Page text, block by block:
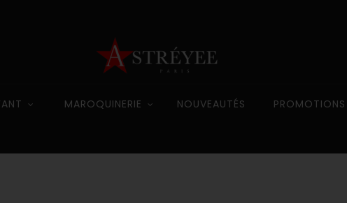
MAROQUINERIE NOUVEAUTÉS PROMOTIONS